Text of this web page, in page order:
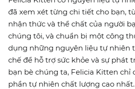
đã xem xét từng chi tiết cho bạn,
nhận thức và thể chất của người
chúng tôi, và chuẩn bị một công
dụng những nguyên liệu tự nhiên
chế để hỗ trợ sức khỏe và sự phát
bạn bè chúng ta, Felicia Kitten chỉ
phần tự nhiên chất lượng cao